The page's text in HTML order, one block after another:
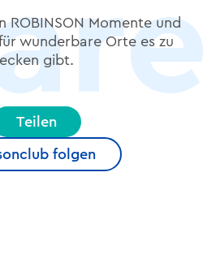
ROBINSON Momente und
wunderbare Orte es zu
gibt.
Teilen
folgen